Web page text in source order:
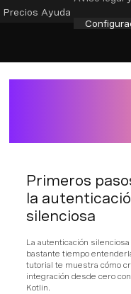
Precios Ayuda
Primeros
la
silenciosa
La autenticación silenciosa
bastante tiempo
tutorial te muestra cómo
integración desde cero
Kotlin.